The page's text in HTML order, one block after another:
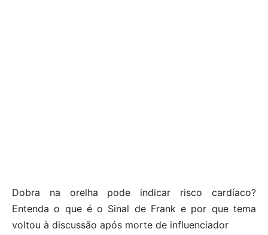
Dobra na orelha pode indicar risco cardíaco?
Entenda o que é o Sinal de Frank e por que tema
voltou à discussão após morte de influenciador